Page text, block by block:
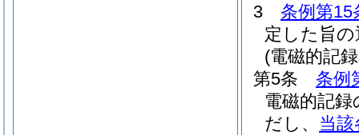
3
条例第15
定した旨の
(電磁的記
第5条
条例
電磁的記
だし、 当